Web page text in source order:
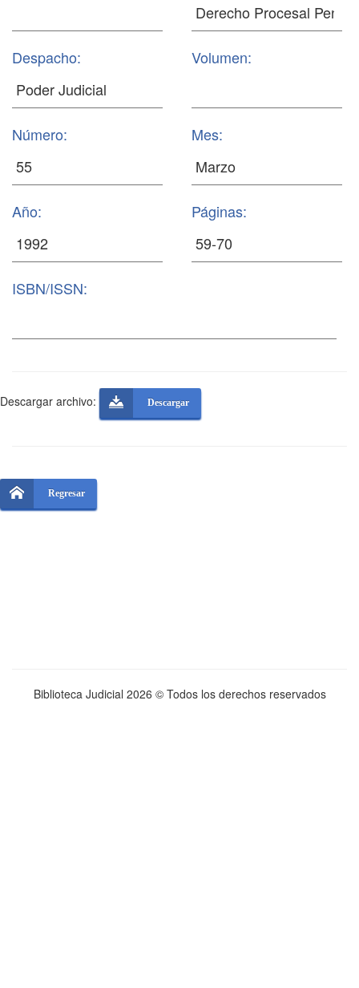
Despacho: Volumen:
Número: Mes:
Año: Páginas:
ISBN/ISSN:
Descargar archivo: Descargar
Regresar
Biblioteca Judicial 2026 © Todos los derechos reservados